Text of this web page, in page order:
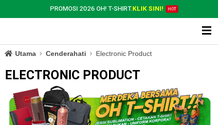
PROMOSI 2026 OH! T-SHIRT.KLIK SINI! HOT
Utama Cenderahati Electronic Product
ELECTRONIC PRODUCT